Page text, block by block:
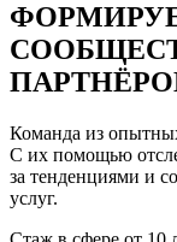
Команда из
С их помощью
за тенденциями и
услуг.